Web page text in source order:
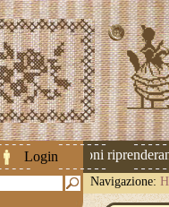
Login
! Le spedizioni
Navigazione: